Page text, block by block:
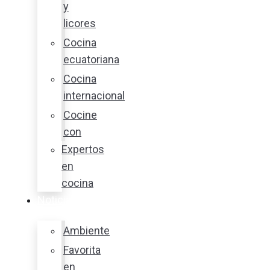
y
licores
Cocina
ecuatoriana
Cocina
internacional
Cocine
con
Expertos
en
cocina
Ambiente
Favorita
en